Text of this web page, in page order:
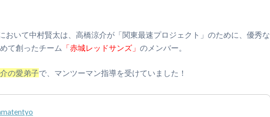
おいて中村賢太は、高橋涼介が「関東最速プロジェクト」のために、優秀な
て創ったチーム 「赤城レッドサンズ」 のメンバー。
の愛弟子で、マンツーマン指導を受けていました！